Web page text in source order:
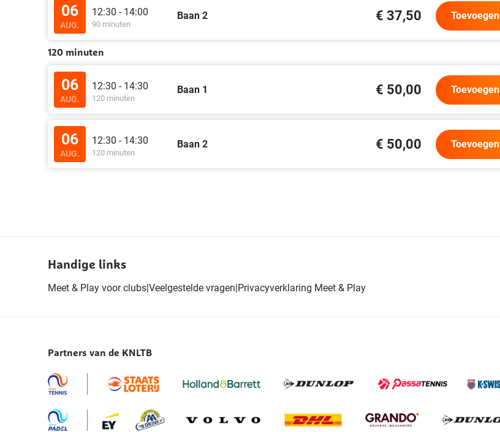
06
AUG.
12:30 - 14:00
90 minuten
Baan 2 € 37,50 Toevoegen
120 minuten
06
AUG.
12:30 - 14:30
120 minuten
Baan 1 € 50,00 Toevoegen
06
AUG.
12:30 - 14:30
120 minuten
Baan 2 € 50,00 Toevoegen
Handige links
Meet & Play voor clubs|Veelgestelde vragen|Privacyverklaring Meet & Play
Partners van de KNLTB